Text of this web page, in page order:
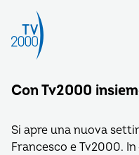
Con Tv2000
Si apre una nuova
Francesco e Tv2000.